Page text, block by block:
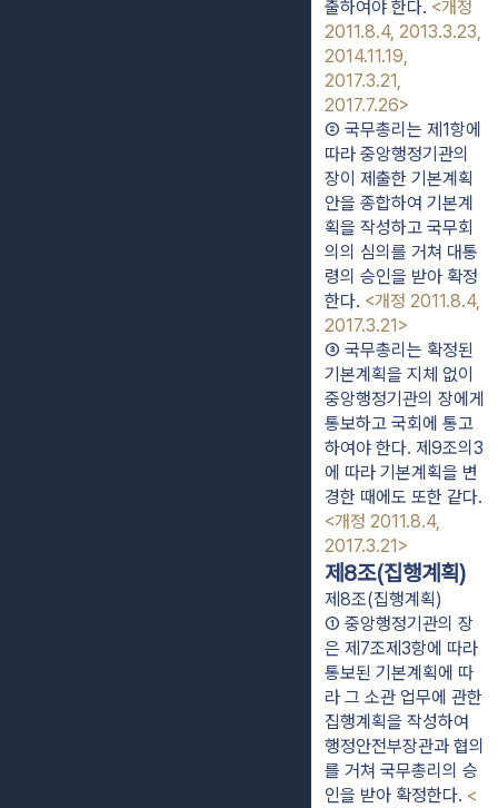
출하여야 한다. <개정
2011.8.4, 2013.3.23,
2014.11.19,
2017.3.21,
2017.7.26>
② 국무총리는 제1항에
따라 중앙행정기관의
장이 제출한 기본계획
안을 종합하여 기본계
획을 작성하고 국무회
의의 심의를 거쳐 대통
령의 승인을 받아 확정
한다. <개정 2011.8.4,
2017.3.21>
③ 국무총리는 확정된
기본계획을 지체 없이
중앙행정기관의 장에게
통보하고 국회에 통고
하여야 한다. 제9조의3
에 따라 기본계획을 변
<개정 2011.8.4,
2017.3.21>
제8조(집행계획)
제8조(집행계획)
① 중앙행정기관의 장
은 제7조제3항에 따라
통보된 기본계획에 따
라 그 소관 업무에 관한
집행계획을 작성하여
행정안전부장관과 협의
를 거쳐 국무총리의 승
인을 받아 확정한다. <